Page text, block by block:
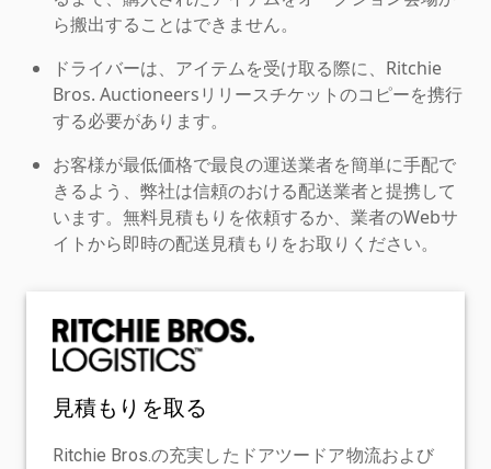
ら搬出することはできません。
ドライバーは、アイテムを受け取る際に、Ritchie
Bros. Auctioneersリリースチケットのコピーを携行
する必要があります。
お客様が最低価格で最良の運送業者を簡単に手配で
きるよう、弊社は信頼のおける配送業者と提携して
います。無料見積もりを依頼するか、業者のWebサ
イトから即時の配送見積もりをお取りください。
見積もりを取る
Ritchie Bros.の充実したドアツードア物流および